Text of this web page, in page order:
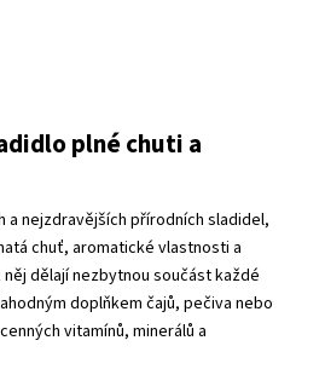
plné chuti a
a nejzdravějších přírodních sladidel,
chuť, aromatické vlastnosti a
dělají nezbytnou součást každé
doplňkem čajů, pečiva nebo
vitamínů, minerálů a